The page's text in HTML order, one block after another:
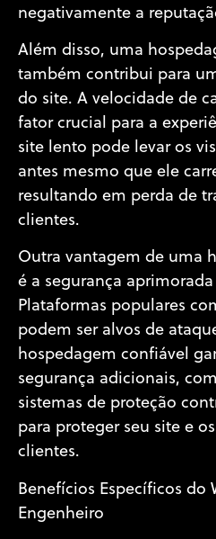
negativamente a
Além disso, uma
também contribui para
do site. A velocidade de
fator crucial para a
site lento pode levar os
antes mesmo que ele
resultando em perda de
clientes.
Outra vantagem de uma
é a segurança
Plataformas populares
podem ser alvos de
hospedagem confiável
segurança adicionais,
sistemas de proteção
para proteger seu site e
clientes.
Benefícios Específicos do
Engenheiro